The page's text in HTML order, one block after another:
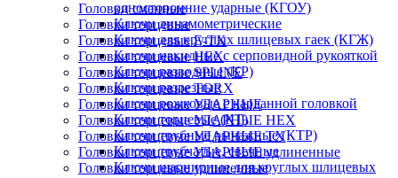
Головки сменные
Головки торцевые
Головки торцевые E-TX
Головки торцевые HEX
Головки торцевые SPLINE
Головки торцевые TORX
Головки торцевые УДАРНЫЕ
Головки торцевые УДАРНЫЕ HEX
Головки торцевые УДАРНЫЕ TX
Головки торцевые УДАРНЫЕ удлиненные
Головки торцевые удлиненные
односторонние ударные (КГОУ)
Ключи динамометрические
Ключи для круглых шлицевых гаек (КГЖ)
Ключи накидные с серповидной рукояткой
Ключи разводные (КР)
Ключи разрезные
Ключи рожковые с карданной головкой
Ключи торцевые (КТ)
Ключи трубные рычажные (КТР)
Ключи трубчатые, свечные
Ключи шарнирные для круглых шлицевых